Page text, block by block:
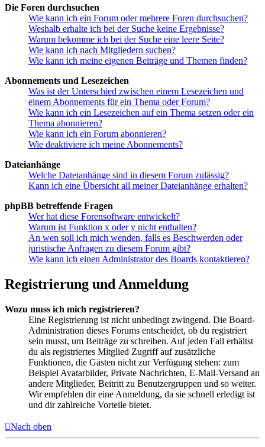
Die Foren durchsuchen
Wie kann ich ein Forum oder mehrere Foren durchsuchen?
Weshalb erhalte ich bei der Suche keine Ergebnisse?
Warum bekomme ich bei der Suche eine leere Seite?
Wie kann ich nach Mitgliedern suchen?
Wie kann ich meine eigenen Beiträge und Themen finden?
Abonnements und Lesezeichen
Was ist der Unterschied zwischen einem Lesezeichen und
einem Abonnements für ein Thema oder Forum?
Wie kann ich ein Lesezeichen auf ein Thema setzen oder ein
Thema abonnieren?
Wie kann ich ein Forum abonnieren?
Wie deaktiviere ich meine Abonnements?
Dateianhänge
Welche Dateianhänge sind in diesem Forum zulässig?
Kann ich eine Übersicht all meiner Dateianhänge erhalten?
phpBB betreffende Fragen
Wer hat diese Forensoftware entwickelt?
Warum ist Funktion x oder y nicht enthalten?
An wen soll ich mich wenden, falls es Beschwerden oder
juristische Anfragen zu diesem Forum gibt?
Wie kann ich einen Administrator des Boards kontaktieren?
Registrierung und Anmeldung
Wozu muss ich mich registrieren?
Eine Registrierung ist nicht unbedingt zwingend. Die Board-
Administration dieses Forums entscheidet, ob du registriert
sein musst, um Beiträge zu schreiben. Auf jeden Fall erhältst
du als registriertes Mitglied Zugriff auf zusätzliche
Funktionen, die Gästen nicht zur Verfügung stehen: zum
Beispiel Avatarbilder, Private Nachrichten, E-Mail-Versand an
andere Mitglieder, Beitritt zu Benutzergruppen und so weiter.
Wir empfehlen dir eine Anmeldung, da sie schnell erledigt ist
und dir zahlreiche Vorteile bietet.
Nach oben